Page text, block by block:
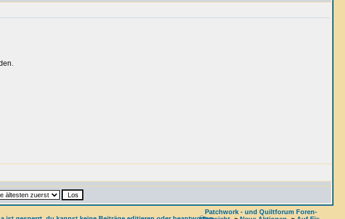
Patchwork - und Quiltforum Foren-